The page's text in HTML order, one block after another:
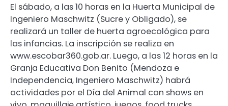
El sábado, a las 10 horas en la Huerta Municipal de
Ingeniero Maschwitz (Sucre y Obligado), se
realizará un taller de huerta agroecológica para
las infancias. La inscripción se realiza en
www.escobar360.gob.ar. Luego, a las 12 horas en la
Granja Educativa Don Benito (Mendoza e
Independencia, Ingeniero Maschwitz) habrá
actividades por el Día del Animal con shows en